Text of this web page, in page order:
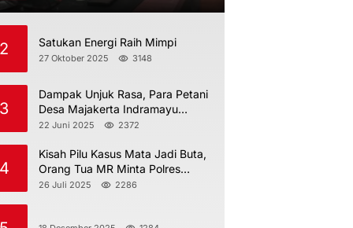
2 Satukan Energi Raih Mimpi
27 Oktober 2025 3148
3
Dampak Unjuk Rasa, Para Petani
Desa Majakerta Indramayu
Dilarang Menggarap
22 Juni 2025 2372
Kisah Pilu Kasus Mata Jadi Buta,
Orang Tua MR Minta Polres
Indramayu Jangan Berdiam Diri
26 Juli 2025 2286